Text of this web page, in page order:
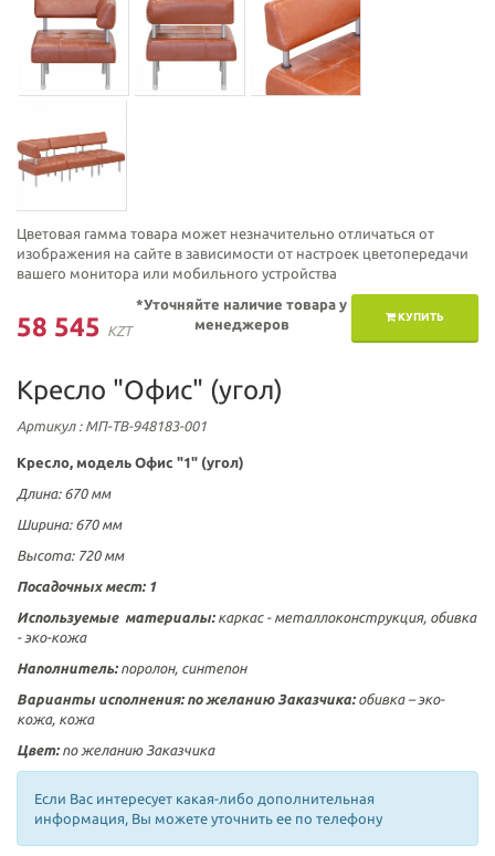
Цветовая гамма товара может незначительно отличаться от
изображения на сайте в зависимости от настроек цветопередачи
вашего монитора или мобильного устройства
58 545 KZT
КУПИТЬ
*Уточняйте наличие товара у
менеджеров
Кресло "Офис" (угол)
Артикул: МП-ТВ-948183-001
Кресло, модель Офис "1" (угол)
Длина: 670 мм
Ширина: 670 мм
Высота: 720 мм
Посадочных мест: 1
Используемые материалы:каркас - металлоконструкция, обивка
- эко-кожа
Наполнитель:поролон, синтепон
Варианты исполнения: по желанию Заказчика: обивка – эко-
кожа, кожа
Цвет:по желанию Заказчика
Если Вас интересует какая-либо дополнительная
информация, Вы можете уточнить ее по телефону